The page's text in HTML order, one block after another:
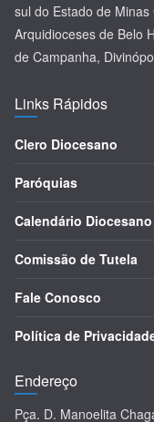
sul do Estado de
Arquidioceses de Belo
de Campanha,
Links Rápidos
Clero Diocesano
Paróquias
Calendário
Comissão de Tutela
Fale Conosco
Política de
Endereço
Pça. D. Manoelita